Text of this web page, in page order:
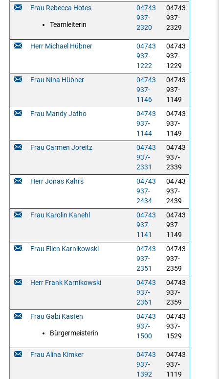
Frau Rebecca Hotes
Teamleiterin
04743
937-
2320
04743
937-
2329
Herr Michael Hübner
04743
937-
1222
04743
937-
1229
Frau Nina Hübner
04743
937-
1146
04743
937-
1149
Frau Mandy Jatho
04743
937-
1144
04743
937-
1149
Frau Carmen Joreitz
04743
937-
2331
04743
937-
2339
Herr Jonas Kahrs
04743
937-
2434
04743
937-
2439
Frau Karolin Kanehl
04743
937-
1141
04743
937-
1149
Frau Ellen Karnikowski
04743
937-
2351
04743
937-
2359
Herr Frank Karnikowski
04743
937-
2361
04743
937-
2359
Frau Gabi Kasten
Bürgermeisterin
04743
937-
1500
04743
937-
1529
Frau Alina Kimker
04743
937-
1392
04743
937-
1119